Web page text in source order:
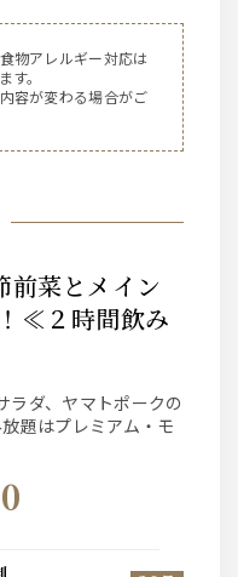
物アレルギー対応は
。
容が変わる場合がご
≪２時間飲み
ラダ、ヤマトポークの
題はプレミアム・モ